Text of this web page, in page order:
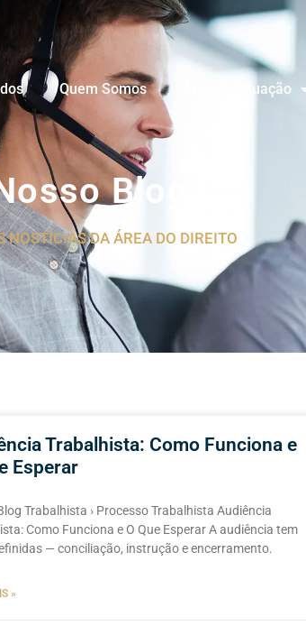
Quem Somos Área de Atuação
Blog
NOSTÍCIAS DA ÁREA DO DIREITO
Trabalhista: Como Funciona e
Esperar
Trabalhista › Processo Trabalhista Audiência
Como Funciona e O Que Esperar A audiência tem
— conciliação, instrução e encerramento.
»